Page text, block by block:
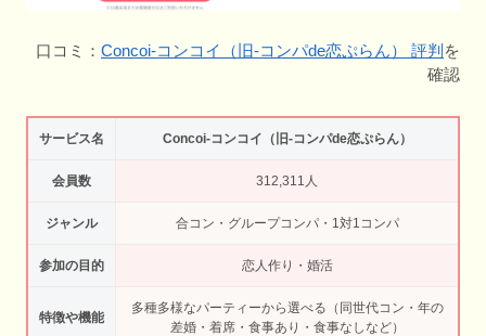
口コミ： Concoi-コンコイ（旧-コンパde恋ぷらん） 評判 を
確認
サービス名 Concoi-コンコイ（旧-コンパde恋ぷらん）
会員数 312,311人
ジャンル 合コン・グループコンパ・1対1コンパ
参加の目的 恋人作り・婚活
特徴や機能
多種多様なパーティーから選べる（同世代コン・年の
差婚・着席・食事あり・食事なしなど）